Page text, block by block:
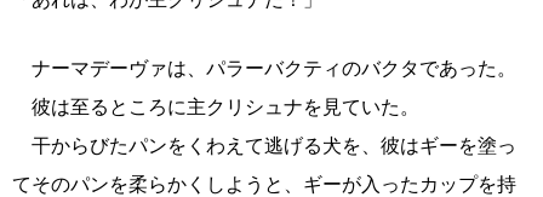
ナーマデーヴァは、パラーバクティのバクタであった。
彼は至るところに主クリシュナを見ていた。
干からびたパンをくわえて逃げる犬を、彼はギーを塗っ
てそのパンを柔らかくしようと、ギーが入ったカップを持